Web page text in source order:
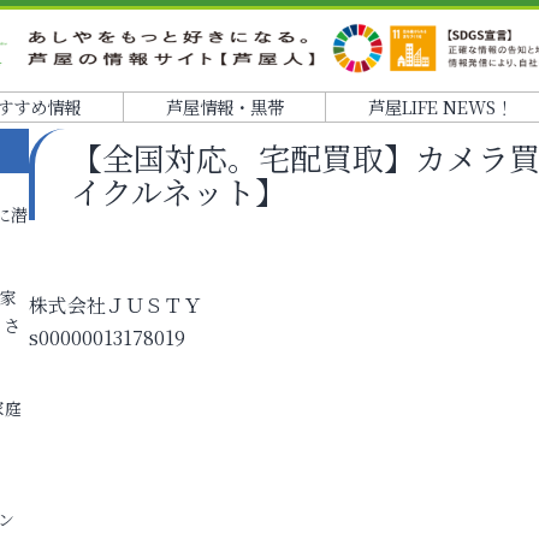
すめ情報 芦屋情報・黒帯 芦屋LIFE NEWS！
【全国対応。宅配買取】カメ
イクルネット】
株式会社ＪＵＳＴＹ
s00000013178019
潜